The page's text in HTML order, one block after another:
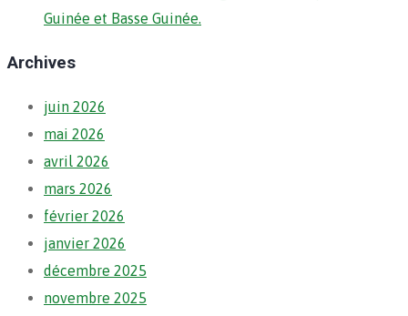
Guinée et Basse Guinée.
Archives
juin 2026
mai 2026
avril 2026
mars 2026
février 2026
janvier 2026
décembre 2025
novembre 2025